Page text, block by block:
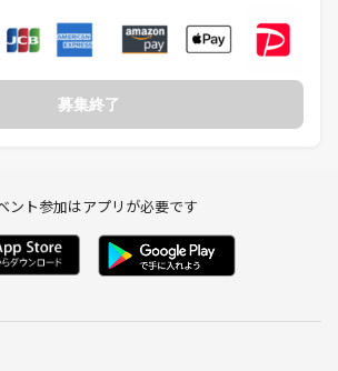
募集終了
ント参加はアプリが必要です